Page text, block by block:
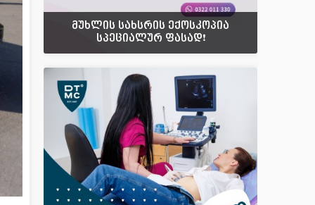
მუხლის სახსრის ექოსკოპია
სპეციალურ ფასად❗️